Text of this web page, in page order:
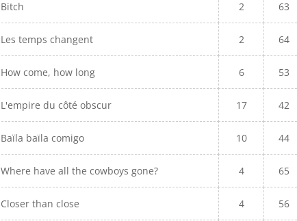
Bitch 2 63
Les temps changent 2 64
How come, how long 6 53
L'empire du côté obscur 17 42
Baïla baïla comigo 10 44
Where have all the cowboys gone? 4 65
Closer than close 4 56